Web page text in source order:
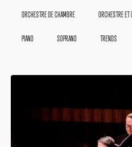
ORCHESTRE DE CHAMBRE ORCHESTRE
PIANO SOPRANO TRENDS